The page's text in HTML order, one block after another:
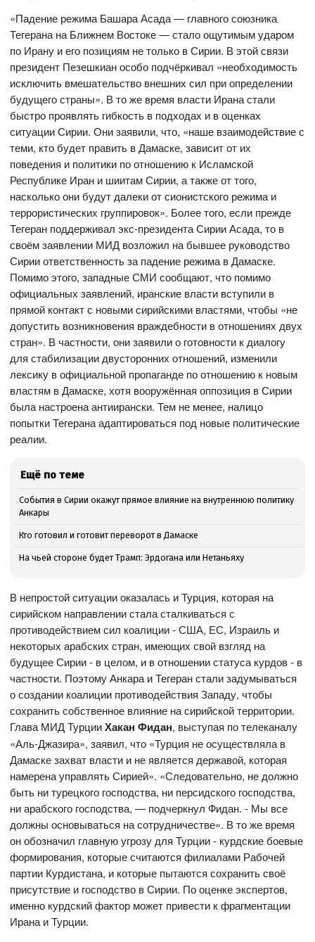
«Падение режима Башара Асада — главного союзника
Тегерана на Ближнем Востоке — стало ощутимым ударом
по Ирану и его позициям не только в Сирии. В этой связи
президент Пезешкиан особо подчёркивал «необходимость
исключить вмешательство внешних сил при определении
будущего страны». В то же время власти Ирана стали
быстро проявлять гибкость в подходах и в оценках
ситуации Сирии. Они заявили, что, «наше взаимодействие с
теми, кто будет править в Дамаске, зависит от их
поведения и политики по отношению к Исламской
Республике Иран и шиитам Сирии, а также от того,
насколько они будут далеки от сионистского режима и
террористических группировок». Более того, если прежде
Тегеран поддерживал экс-президента Сирии Асада, то в
своём заявлении МИД возложил на бывшее руководство
Сирии ответственность за падение режима в Дамаске.
Помимо этого, западные СМИ сообщают, что помимо
официальных заявлений, иранские власти вступили в
прямой контакт с новыми сирийскими властями, чтобы «не
допустить возникновения враждебности в отношениях двух
стран». В частности, они заявили о готовности к диалогу
для стабилизации двусторонних отношений, изменили
лексику в официальной пропаганде по отношению к новым
властям в Дамаске, хотя вооружённая оппозиция в Сирии
была настроена антиирански. Тем не менее, налицо
попытки Тегерана адаптироваться под новые политические
реалии.
Ещё по теме
События в Сирии окажут прямое влияние на внутреннюю политику
Анкары
Кто готовил и готовит переворот в Дамаске
На чьей стороне будет Трамп: Эрдогана или Нетаньяху
В непростой ситуации оказалась и Турция, которая на
сирийском направлении стала сталкиваться с
противодействием сил коалиции - США, ЕС, Израиль и
некоторых арабских стран, имеющих свой взгляд на
будущее Сирии - в целом, и в отношении статуса курдов - в
частности. Поэтому Анкара и Тегеран стали задумываться
о создании коалиции противодействия Западу, чтобы
сохранить собственное влияние на сирийской территории.
Глава МИД ТурцииХакан Фидан, выступая по телеканалу
«Аль-Джазира», заявил, что «Турция не осуществляла в
Дамаске захват власти и не является державой, которая
намерена управлять Сирией». «Следовательно, не должно
быть ни турецкого господства, ни персидского господства,
ни арабского господства, — подчеркнул Фидан. - Мы все
должны основываться на сотрудничестве». В то же время
он обозначил главную угрозу для Турции - курдские боевые
формирования, которые считаются филиалами Рабочей
партии Курдистана, и которые пытаются сохранить своё
присутствие и господство в Сирии. По оценке экспертов,
именно курдский фактор может привести к фрагментации
Ирана и Турции.